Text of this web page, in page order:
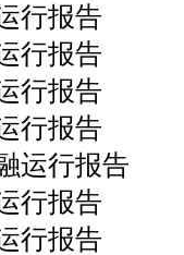
行报告
行报告
行报告
行报告
运行报告
行报告
行报告